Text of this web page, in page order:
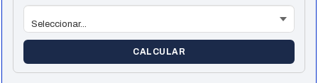
CALCULAR